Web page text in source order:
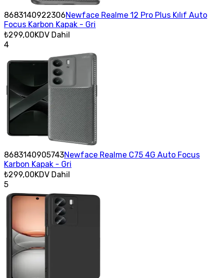
8683140922306Newface Realme 12 Pro Plus Kılıf Auto
Focus Karbon Kapak - Gri
₺299,00KDV Dahil
4
8683140905743Newface Realme C75 4G Auto Focus
Karbon Kapak - Gri
₺299,00KDV Dahil
5